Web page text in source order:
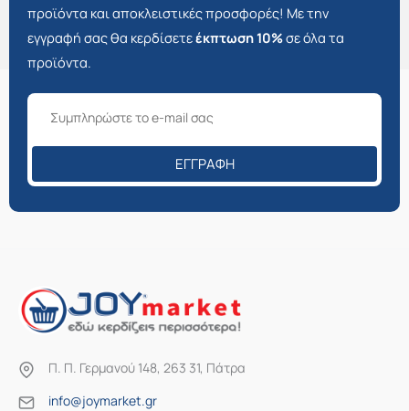
προϊόντα και αποκλειστικές προσφορές! Με την
εγγραφή σας θα κερδίσετεέκπτωση 10%σε όλα τα
προϊόντα.
ΕΓΓΡΑΦΉ
Π. Π. Γερμανού 148, 263 31, Πάτρα
info@joymarket.gr